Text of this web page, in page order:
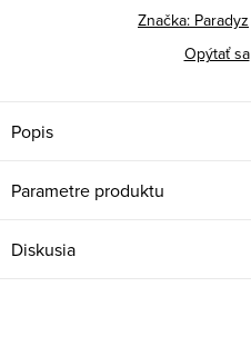
Značka: Paradyz
Opýtať sa
Popis
Parametre produktu
Diskusia